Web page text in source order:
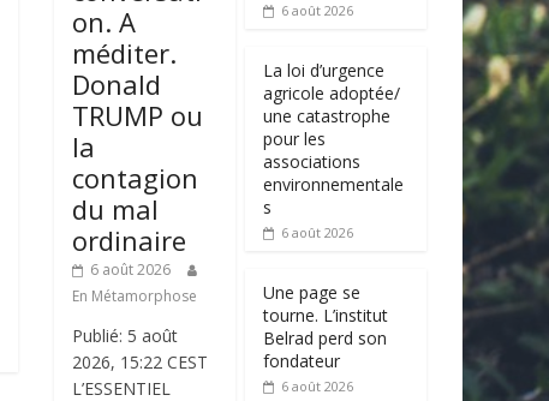
on. A
méditer.
Donald
TRUMP ou
la
contagion
du mal
ordinaire
6 août 2026
En Métamorphose
Publié: 5 août
2026, 15:22 CEST
L’ESSENTIEL
6 août 2026
La loi d’urgence
agricole adoptée/
une catastrophe
pour les
associations
environnementale
s
6 août 2026
Une page se
tourne. L’institut
Belrad perd son
fondateur
6 août 2026